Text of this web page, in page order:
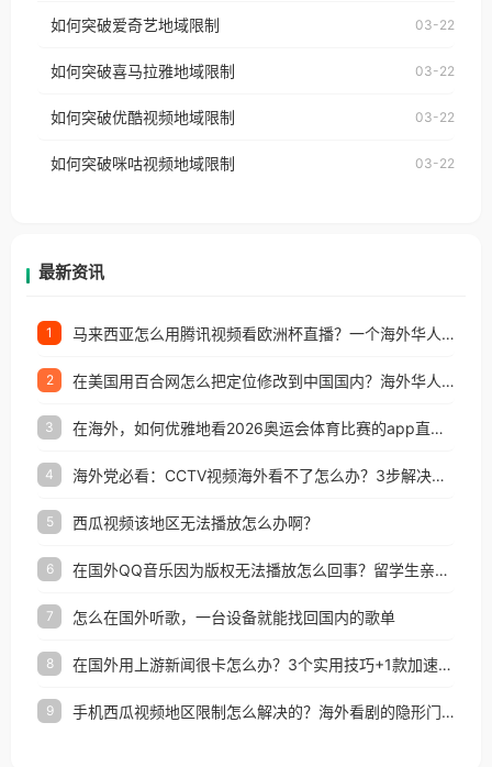
使用番茄回国加速器，即可解决「海外用户收听腾讯
台湾、美国、加拿大、澳大利亚、欧洲等国家和地区
权限制所困扰。
播放”的提示语。 海外用户如香港、澳门、台湾、美
国、加拿大、澳大利亚、欧洲等国家和地区时，网易
制问题，且仅能在中国大陆地区播放。 遇到这个问题
户收听网易云音乐地区版权限制」的问题，无论人在
如何突破爱奇艺地域限制 03-22
如何突破喜马拉雅地域限制 03-22
如何突破优酷视频地域限制 03-22
如何突破咪咕视频地域限制 03-22
最新资讯
1 马来西亚怎么用腾讯视频看欧洲杯直播？一个海外华人的真实困扰与破解
2 在美国用百合网怎么把定位修改到中国国内？海外华人必备的回国加速指南
3 在海外，如何优雅地看2026奥运会体育比赛的app直播？
4 海外党必看：CCTV视频海外看不了怎么办？3步解决地区限制+追剧自由
5 西瓜视频该地区无法播放怎么办啊？
6 在国外QQ音乐因为版权无法播放怎么回事？留学生亲测有效的解决办法
7 怎么在国外听歌，一台设备就能找回国内的歌单
8 在国外用上游新闻很卡怎么办？3个实用技巧+1款加速器解决海外看国内内容难题
9 手机西瓜视频地区限制怎么解决的？海外看剧的隐形门与钥匙